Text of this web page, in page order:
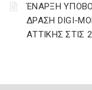
ΈΝΑΡΞΗ
ΔΡΑΣΗ DIGI-
ΑΤΤΙΚΗΣ ΣΤΙΣ